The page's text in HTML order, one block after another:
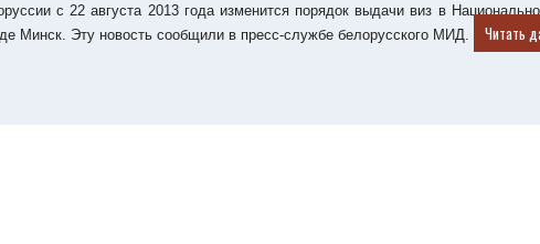
с 22 августа 2013 года изменится порядок выдачи виз в
Минск. Эту новость сообщили в пресс-службе белорусского МИД.
Читать